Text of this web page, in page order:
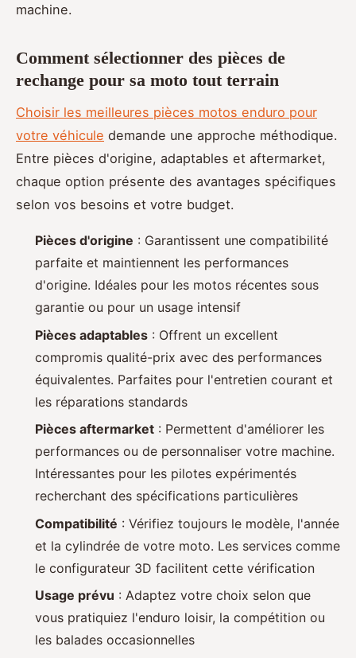
machine.
Comment sélectionner des pièces de
rechange pour sa moto tout terrain
Choisir les meilleures pièces motos enduro pour
votre véhicule demande une approche méthodique.
Entre pièces d'origine, adaptables et aftermarket,
chaque option présente des avantages spécifiques
selon vos besoins et votre budget.
Pièces d'origine : Garantissent une compatibilité
parfaite et maintiennent les performances
d'origine. Idéales pour les motos récentes sous
garantie ou pour un usage intensif
Pièces adaptables : Offrent un excellent
compromis qualité-prix avec des performances
équivalentes. Parfaites pour l'entretien courant et
les réparations standards
Pièces aftermarket : Permettent d'améliorer les
performances ou de personnaliser votre machine.
Intéressantes pour les pilotes expérimentés
recherchant des spécifications particulières
Compatibilité : Vérifiez toujours le modèle, l'année
et la cylindrée de votre moto. Les services comme
le configurateur 3D facilitent cette vérification
Usage prévu : Adaptez votre choix selon que
vous pratiquiez l'enduro loisir, la compétition ou
les balades occasionnelles